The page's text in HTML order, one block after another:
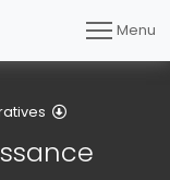
Menu